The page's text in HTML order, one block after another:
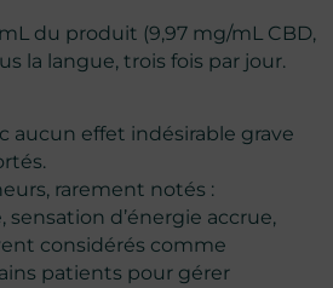
du produit (9,97 mg/mL CBD,
la langue, trois fois par jour.
aucun effet indésirable grave
rarement notés :
d’énergie accrue,
considérés comme
patients pour gérer